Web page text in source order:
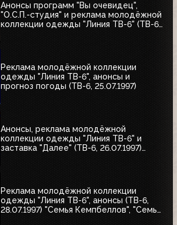
Анонсы программ "Вы очевидец",
"О.С.П.-студия" и реклама молодёжной
коллекции одежды "Линия ТВ-6" (ТВ-6,
Реклама молодёжной коллекции
одежды "Линия ТВ-6", анонсы и
прогноз погоды (ТВ-6, 25.07.1997)
Анонсы, реклама молодёжной
коллекции одежды "Линия ТВ-6" и
заставка "Далее" (ТВ-6, 26.07.1997)
Реклама молодёжной коллекции
одежды "Линия ТВ-6", анонсы (ТВ-6,
28.07.1997) "Семья Кемпбеллов", "Семья